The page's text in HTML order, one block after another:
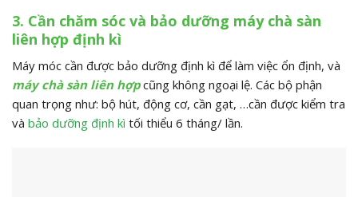
3. Cần chăm sóc và bảo dưỡng máy chà sàn
liên hợp định kì
Máy móc cần được bảo dưỡng định kì để làm việc ổn định, và
máy chà sàn liên hợpcũng không ngoại lệ. Các bộ phận
quan trọng như: bộ hút, động cơ, cần gạt, …cần được kiểm tra
và bảo dưỡng định kì tối thiểu 6 tháng/ lần.